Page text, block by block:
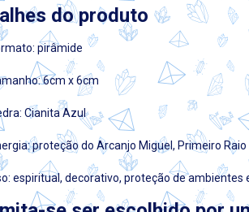
do produto
pirâmide
6cm x 6cm
Cianita Azul
proteção do Arcanjo Miguel, Primeiro
espiritual, decorativo, proteção de ambientes